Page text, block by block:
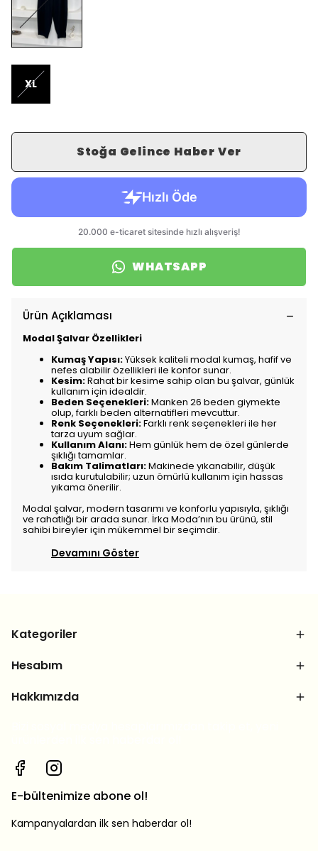
XL
Stoğa Gelince Haber Ver
WHATSAPP
Ürün Açıklaması
Modal Şalvar Özellikleri
Kumaş Yapısı:Yüksek kaliteli modal kumaş, hafif ve
nefes alabilir özellikleri ile konfor sunar.
Kesim:Rahat bir kesime sahip olan bu şalvar, günlük
kullanım için idealdir.
Beden Seçenekleri:Manken 26 beden giymekte
olup, farklı beden alternatifleri mevcuttur.
Renk Seçenekleri:Farklı renk seçenekleri ile her
tarza uyum sağlar.
Kullanım Alanı:Hem günlük hem de özel günlerde
şıklığı tamamlar.
Bakım Talimatları:Makinede yıkanabilir, düşük
ısıda kurutulabilir; uzun ömürlü kullanım için hassas
yıkama önerilir.
Modal şalvar, modern tasarımı ve konforlu yapısıyla, şıklığı
ve rahatlığı bir arada sunar. İrka Moda’nın bu ürünü, stil
sahibi bireyler için mükemmel bir seçimdir.
Devamını Göster
Kategoriler
Hesabım
Hakkımızda
E-bültenimize abone ol!
Kampanyalardan ilk sen haberdar ol!